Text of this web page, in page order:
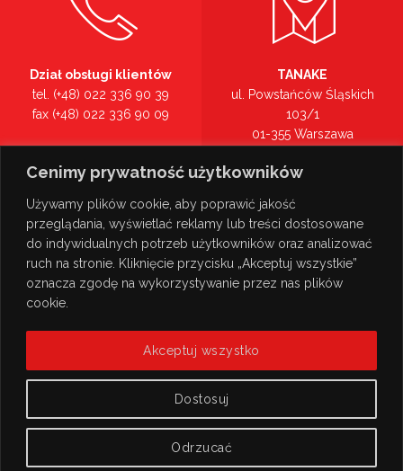
Cenimy prywatność użytkowników
Używamy plików cookie, aby poprawić jakość
przeglądania, wyświetlać reklamy lub treści dostosowane
do indywidualnych potrzeb użytkowników oraz analizować
ruch na stronie. Kliknięcie przycisku „Akceptuj wszystkie”
oznacza zgodę na wykorzystywanie przez nas plików
cookie.
Dostosuj
Odrzucać
Akceptuj wszystko
Dział obsługi klientów
tel. (+48) 022 336 90 39
fax (+48) 022 336 90 09
tel. (+48) 022 336 90 00
TANAKE
ul. Powstańców Śląskich
103/1
01-355 Warszawa
Zobacz na mapie >
© Copyright 2026TANAKE